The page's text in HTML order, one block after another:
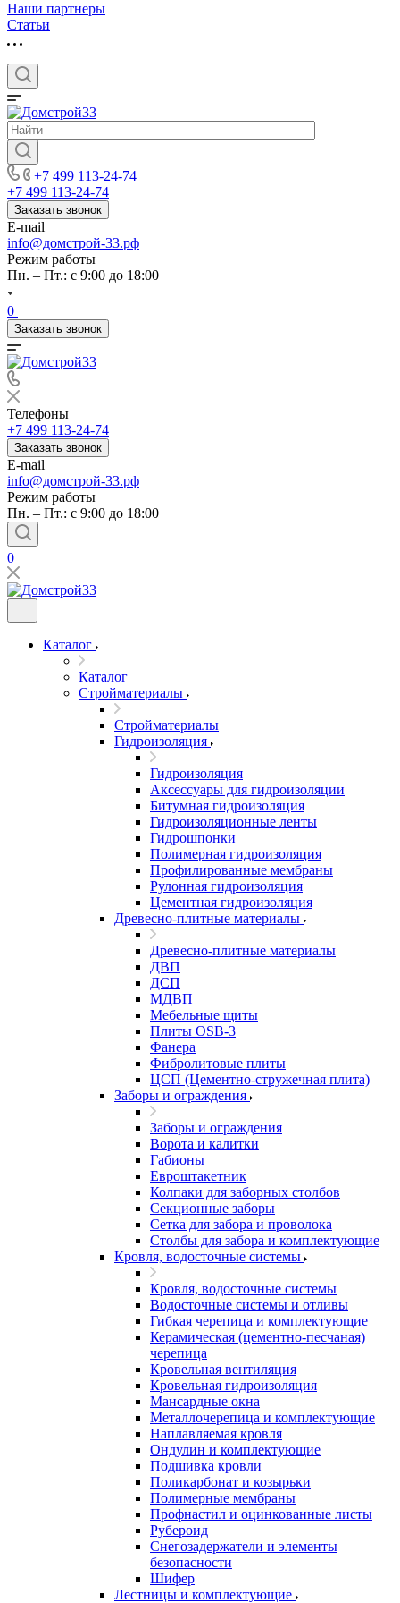
Наши партнеры
Статьи
+7 499 113-24-74
+7 499 113-24-74
Заказать звонок
E-mail
info@домстрой-33.рф
Режим работы
Пн. – Пт.: с 9:00 до 18:00
0
Заказать звонок
Телефоны
+7 499 113-24-74
Заказать звонок
E-mail
info@домстрой-33.рф
Режим работы
Пн. – Пт.: с 9:00 до 18:00
0
Каталог
Каталог
Стройматериалы
Стройматериалы
Гидроизоляция
Гидроизоляция
Аксессуары для гидроизоляции
Битумная гидроизоляция
Гидроизоляционные ленты
Гидрошпонки
Полимерная гидроизоляция
Профилированные мембраны
Рулонная гидроизоляция
Цементная гидроизоляция
Древесно-плитные материалы
Древесно-плитные материалы
ДВП
ДСП
МДВП
Мебельные щиты
Плиты OSB-3
Фанера
Фибролитовые плиты
ЦСП (Цементно-стружечная плита)
Заборы и ограждения
Заборы и ограждения
Ворота и калитки
Габионы
Евроштакетник
Колпаки для заборных столбов
Секционные заборы
Сетка для забора и проволока
Столбы для забора и комплектующие
Кровля, водосточные системы
Кровля, водосточные системы
Водосточные системы и отливы
Гибкая черепица и комплектующие
Керамическая (цементно-песчаная)
черепица
Кровельная вентиляция
Кровельная гидроизоляция
Мансардные окна
Металлочерепица и комплектующие
Наплавляемая кровля
Ондулин и комплектующие
Подшивка кровли
Поликарбонат и козырьки
Полимерные мембраны
Профнастил и оцинкованные листы
Рубероид
Снегозадержатели и элементы
безопасности
Шифер
Лестницы и комплектующие